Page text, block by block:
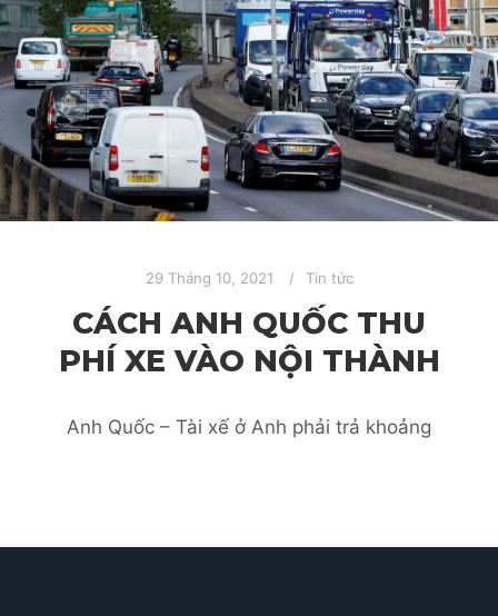
29 Tháng 10, 2021 Tin tức
CÁCH ANH QUỐC THU
PHÍ XE VÀO NỘI THÀNH
Anh Quốc – Tài xế ở Anh phải trả khoảng